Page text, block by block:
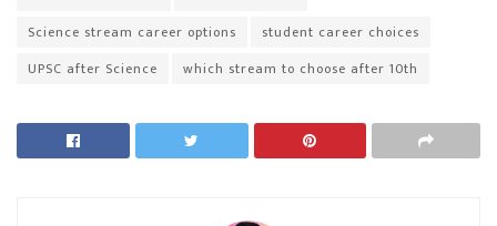
Science stream career options
student career choices
UPSC after Science
which stream to choose after 10th